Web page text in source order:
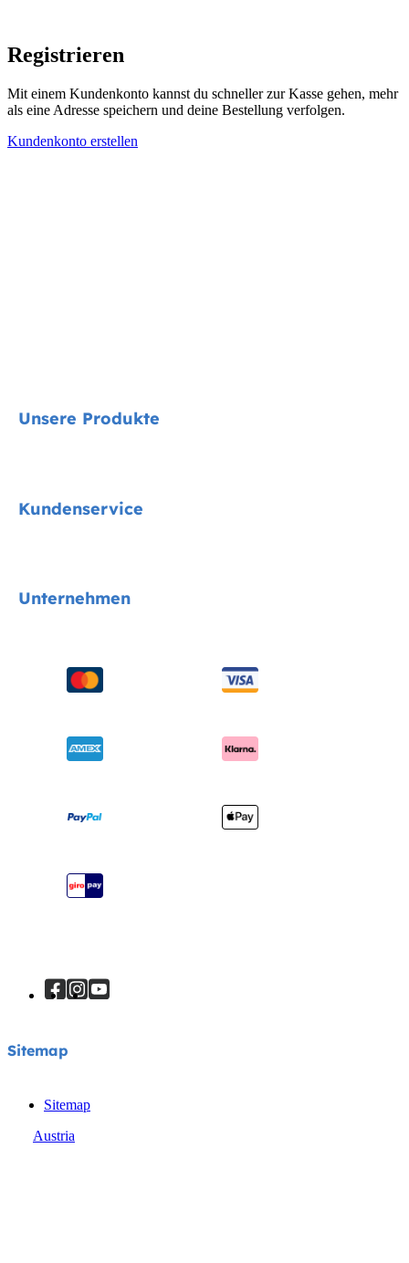
Registrieren
Mit einem Kundenkonto kannst du schneller zur Kasse gehen, mehr
als eine Adresse speichern und deine Bestellung verfolgen.
Kundenkonto erstellen
Unsere Produkte
Kinderwagen
Schaukeln & Wippen
Babytragen
Kundenservice
Handbücher & mehr
Versand & Retoure
Benutzerhandbuch
Unternehmen
Über uns
Auszeichnungen
Produktregistrierung
Sitemap
Sitemap
Austria